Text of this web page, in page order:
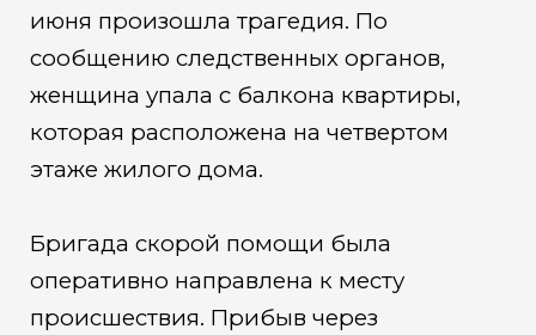
июня произошла трагедия. По
сообщению следственных органов,
женщина упала с балкона квартиры,
которая расположена на четвертом
этаже жилого дома.
Бригада скорой помощи была
оперативно направлена к месту
происшествия. Прибыв через